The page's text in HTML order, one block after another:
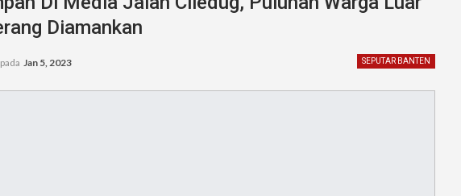
Diamankan
SEPUTAR BANTEN
pada Jan 5, 2023